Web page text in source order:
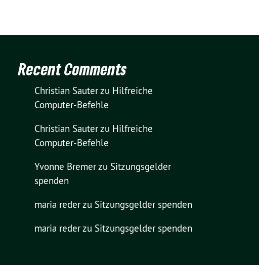
Recent Comments
Christian Sauterzu Hilfreiche
Computer-Befehle
Christian Sauterzu Hilfreiche
Computer-Befehle
Yvonne Bremerzu Sitzungsgelder
spenden
maria rederzu Sitzungsgelder spenden
maria rederzu Sitzungsgelder spenden